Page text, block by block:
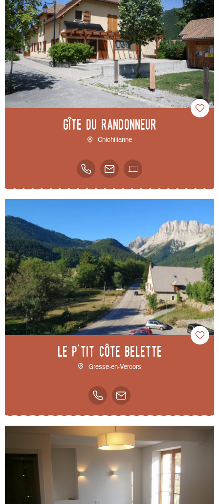
Gîte du randonneur
Chichilianne
Le p'tit Côte Belette
Gresse-en-Vercors